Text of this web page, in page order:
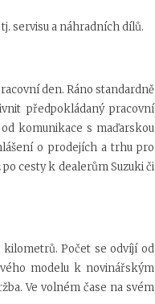
servisu a náhradních dílů.
den. Ráno standardně
předpokládaný pracovní
komunikace s maďarskou
o prodejích a trhu pro
cesty k dealerům Suzuki či
Počet se odvíjí od
modelu k novinářským
Ve volném čase na svém